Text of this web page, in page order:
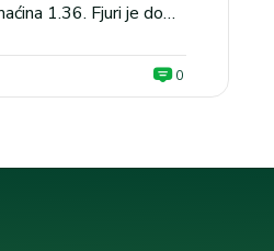
1.36. Fjuri je do
0